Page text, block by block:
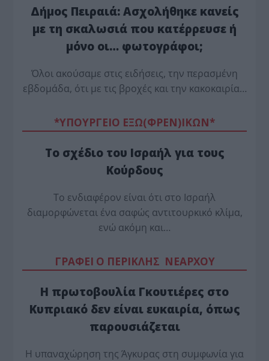
Δήμος Πειραιά: Ασχολήθηκε κανείς
με τη σκαλωσιά που κατέρρευσε ή
μόνο οι… φωτογράφοι;
Όλοι ακούσαμε στις ειδήσεις, την περασμένη
εβδομάδα, ότι με τις βροχές και την κακοκαιρία…
*ΥΠΟΥΡΓΕΙΟ ΕΞΩ(ΦΡΕΝ)ΙΚΩΝ*
Το σχέδιο του Ισραήλ για τους
Κούρδους
Το ενδιαφέρον είναι ότι στο Ισραήλ
διαμορφώνεται ένα σαφώς αντιτουρκικό κλίμα,
ενώ ακόμη και…
ΓΡΑΦΕΙ Ο ΠΕΡΙΚΛΗΣ ΝΕΑΡΧΟΥ
Η πρωτοβουλία Γκουτιέρες στο
Κυπριακό δεν είναι ευκαιρία, όπως
παρουσιάζεται
Η υπαναχώρηση της Άγκυρας στη συμφωνία για